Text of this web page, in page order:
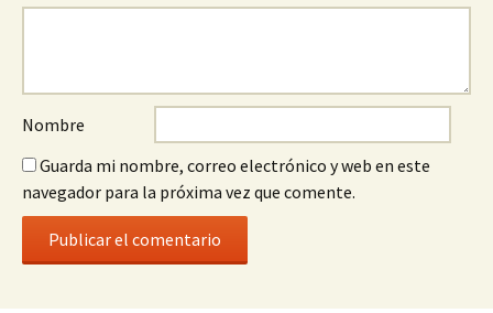
Nombre
Guarda mi nombre, correo electrónico y web en este
navegador para la próxima vez que comente.